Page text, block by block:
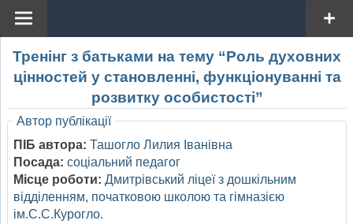
Тренінг з батьками на тему “Роль духовних
цінностей у становленні, функціонуванні та
розвитку особистості”
Автор публікації
ПІБ автора: Ташогло Лилия Іванівна
Посада: соціальний педагог
Місце роботи: Дмитрівський ліцеї з дошкільним
відділенням, початковою школою та гімназією
ім.С.С.Курогло.